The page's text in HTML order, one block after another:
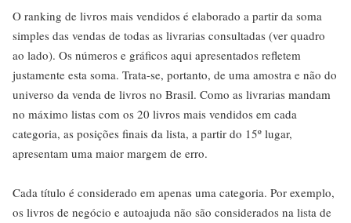
O ranking de livros mais vendidos é elaborado a partir da soma
simples das vendas de todas as livrarias consultadas (ver quadro
ao lado). Os números e gráficos aqui apresentados refletem
justamente esta soma. Trata-se, portanto, de uma amostra e não do
universo da venda de livros no Brasil. Como as livrarias mandam
no máximo listas com os 20 livros mais vendidos em cada
categoria, as posições finais da lista, a partir do 15º lugar,
apresentam uma maior margem de erro.
Cada título é considerado em apenas uma categoria. Por exemplo,
os livros de negócio e autoajuda não são considerados na lista de